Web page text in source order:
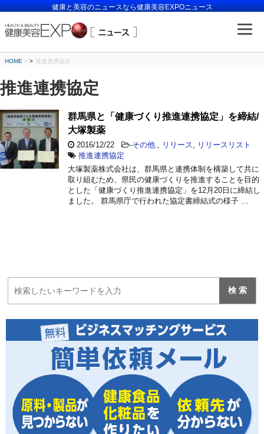
健康と美容のニュースなら健康美容EXPOニュース
HOME > 推進連携協定
推進連携協定
群馬県と「健康づくり推進連携協定」を締結/
大塚製薬
2016/12/22 -その他. リリース
リリースリスト
推進連携協定
大塚製薬株式会社は、群馬県と連携体制を構築して共に
取り組むため、県民の健康づくりを推進することを目的
とした「健康づくり推進連携協定」を12月20日に締結し
ました。 群馬県庁で行われた協定書締結式の様子 …